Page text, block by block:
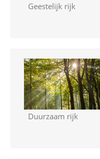
Geestelijk rijk
Duurzaam rijk